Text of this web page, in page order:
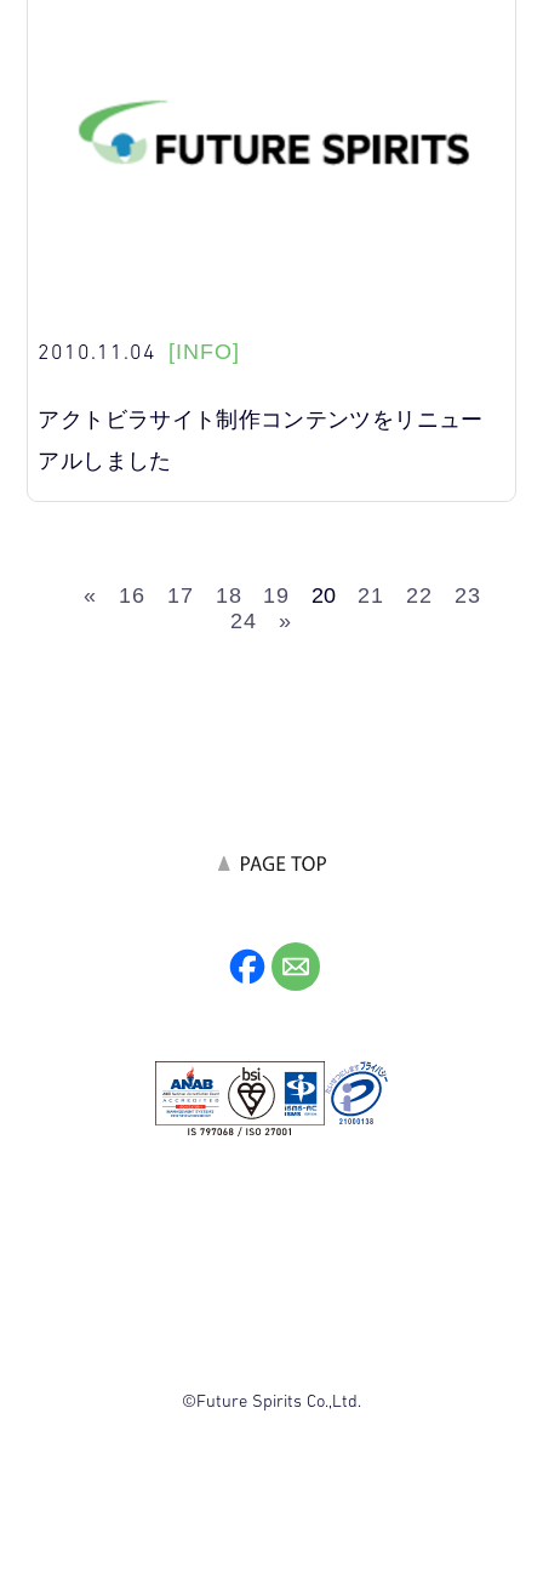
2010.11.04 [INFO]
アクトビラサイト制作コンテンツをリニュー
アルしました
« 16 17 18 19 20 21 22
23
24
»
©Future Spirits Co.,Ltd.